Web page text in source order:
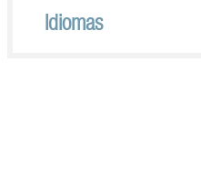
Idiomas